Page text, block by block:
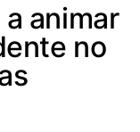
a animar
no